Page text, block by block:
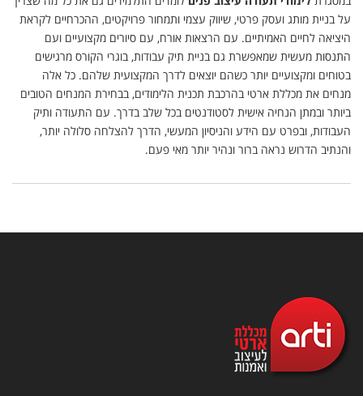
על בניית מותג ועסק פרטי, שיווק עצמי ותמחור פרויקטים, ההכרחיים לקראת
היציאה לחיים האמיתיים. עם הרצאות אורח, עם סיורים מקצועיים ועם
התנסות מעשית שמאפשרת גם בניית תיק עבודות, בוגרי הקורס מרגישים
בטוחים ומקצועיים יותר כשהם יוצאים לדרך המקצועית שלהם. כל אלה
מנחים את מכללת ארטי בהרכבת תכנית הלימודים, בבחירת המנחים הטובים
ביותר ובמתן הנחיה אישית לסטודנטים בכל שלב בדרך. עם התעודה ותיק
העבודות, ובפרט עם הידע והניסיון המעשי, הדרך להצלחה סלולה יותר,
והנתיב הדרוש נראה ברור ונהיר יותר מאי פעם.